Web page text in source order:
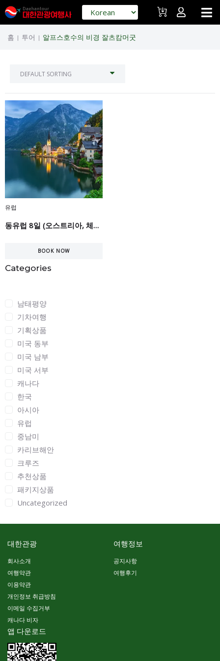
홈 | 투어 | 알프스호수의 비경 잘츠캄머굿
Categories
남태평양
기차여행
기획상품
미국 동부
미국 남부
미국 서부
캐나다
한국
아시아
유럽
중남미
카리브해안
크루즈
추천상품
패키지상품
Uncategorized
유럽
동유럽 8일 (오스트리아, 체코, 헝가리, 슬로바키아)
BOOK NOW
대한관광
회사소개
여행약관
이용약관
개인정보 취급방침
이메일 수집거부
캐나다 비자
여행정보
공지사항
여행후기
앱 다운로드